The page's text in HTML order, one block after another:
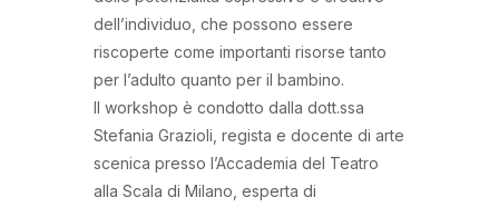
dell’individuo, che possono essere
riscoperte come importanti risorse tanto
per l’adulto quanto per il bambino.
Il workshop è condotto dalla dott.ssa
Stefania Grazioli, regista e docente di arte
scenica presso l’Accademia del Teatro
alla Scala di Milano, esperta di